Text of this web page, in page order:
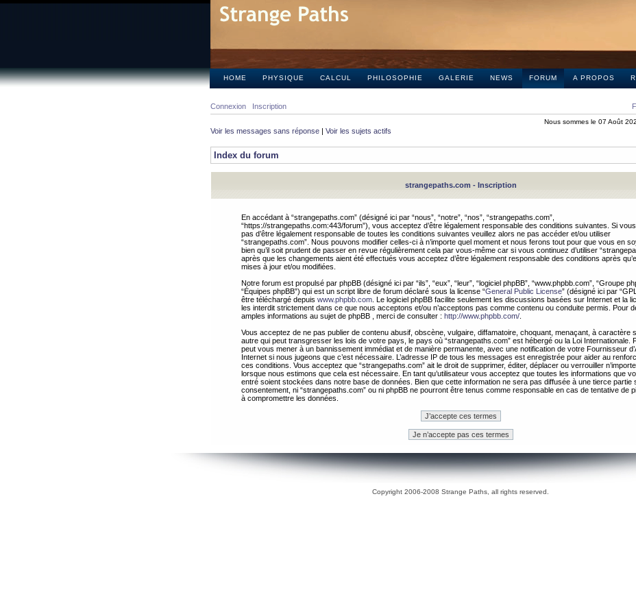
HOME PHYSIQUE CALCUL PHILOSOPHIE GALERIE NEWS FORUM A PROPOS
Connexion Inscription
Nous sommes le 07 Août
Voir les messages sans réponse | Voir les sujets actifs
Index du forum
strangepaths.com - Inscription
En accédant à “strangepaths.com” (désigné ici par “nous”, “notre”, “nos”, “strangepaths.com”,
“https://strangepaths.com:443/forum”), vous acceptez d’être légalement responsable des conditions suivantes. Si vous
pas d’être légalement responsable de toutes les conditions suivantes veuillez alors ne pas accéder et/ou utiliser
“strangepaths.com”. Nous pouvons modifier celles-ci à n’importe quel moment et nous ferons tout pour que vous en
bien qu’il soit prudent de passer en revue régulièrement cela par vous-même car si vous continuez d’utiliser
après que les changements aient été effectués vous acceptez d’être légalement responsable des conditions après
mises à jour et/ou modifiées.
Notre forum est propulsé par phpBB (désigné ici par “ils”, “eux”, “leur”, “logiciel phpBB”, “www.phpbb.com”, “Groupe
“Équipes phpBB”) qui est un script libre de forum déclaré sous la license “General Public License” (désigné ici par
être téléchargé depuis www.phpbb.com . Le logiciel phpBB facilite seulement les discussions basées sur Internet et la
les interdit strictement dans ce que nous acceptons et/ou n’acceptons pas comme contenu ou conduite permis. Pour
amples informations au sujet de phpBB , merci de consulter : http://www.phpbb.com/
Vous acceptez de ne pas publier de contenu abusif, obscène, vulgaire, diffamatoire, choquant, menaçant, à caractère
autre qui peut transgresser les lois de votre pays, le pays où “strangepaths.com” est hébergé ou la Loi Internationale.
peut vous mener à un bannissement immédiat et de manière permanente, avec une notification de votre Fournisseur
Internet si nous jugeons que c’est nécessaire. L’adresse IP de tous les messages est enregistrée pour aider au
ces conditions. Vous acceptez que “strangepaths.com” ait le droit de supprimer, éditer, déplacer ou verrouiller
lorsque nous estimons que cela est nécessaire. En tant qu’utilisateur vous acceptez que toutes les informations que
entré soient stockées dans notre base de données. Bien que cette information ne sera pas diffusée à une tierce partie
consentement, ni “strangepaths.com” ou ni phpBB ne pourront être tenus comme responsable en cas de tentative de
à compromettre les données.
Copyright 2006-2008 Strange Paths, all rights reserved.